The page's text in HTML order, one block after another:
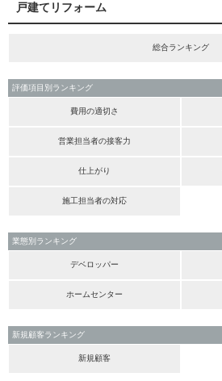
戸建てリフォーム
総合ランキング
評価項目別ランキング
費用の適切さ
営業担当者の接客力
仕上がり
施工担当者の対応
業態別ランキング
デベロッパー
ホームセンター
新規顧客ランキング
新規顧客